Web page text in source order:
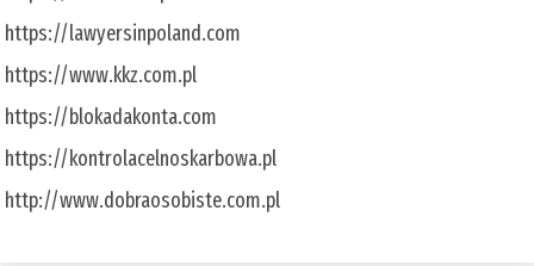
https://lawyersinpoland.com
https://www.kkz.com.pl
https://blokadakonta.com
https://kontrolacelnoskarbowa.pl
http://www.dobraosobiste.com.pl